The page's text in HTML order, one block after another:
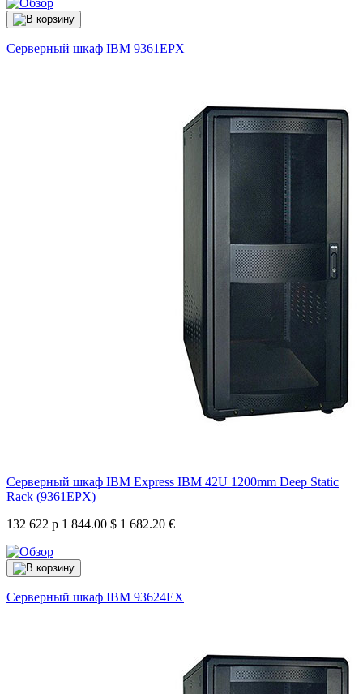
Серверный шкаф IBM 9361EPX
Серверный шкаф IBM Express IBM 42U 1200mm Deep Static
Rack (9361EPX)
132 622 р 1 844.00 $ 1 682.20 €
Серверный шкаф IBM 93624EX